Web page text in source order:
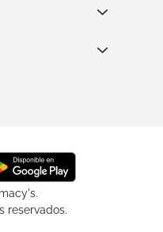
reservados.